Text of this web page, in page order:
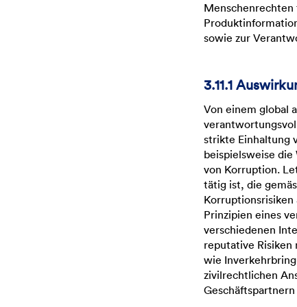
sowie zur
3.11.1
Von einem global
strikte Einhaltung
beispielsweise
von Korruption.
tätig ist, die
Prinzipien eines
verschiedenen
reputative Risiken
wie
zivilrechtlichen